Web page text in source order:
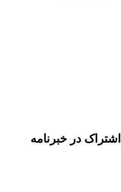
اشتراک در خبرنامه